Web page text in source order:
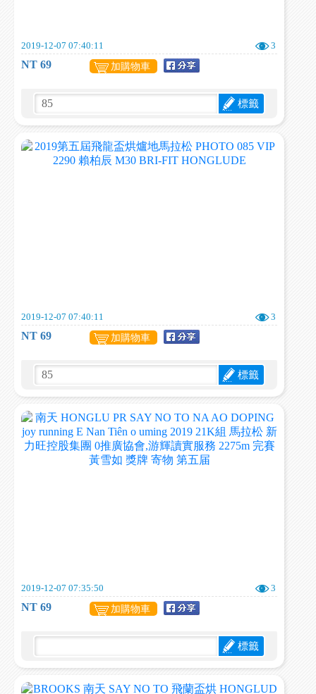
2019-12-07 07:40:11 3
NT 69 加購物車
標籤
2019-12-07 07:40:11 3
NT 69 加購物車
標籤
2019-12-07 07:35:50 3
NT 69 加購物車
標籤